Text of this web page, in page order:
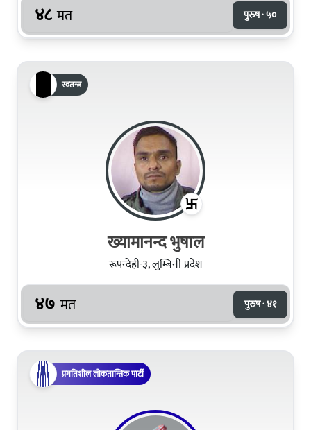
४८ मत पुरुष · ५०
स्वतन्त्र
ख्यामानन्द भुषाल
रूपन्देही-३, लुम्बिनी प्रदेश
४७ मत पुरुष · ४१
प्रगतिशील लोकतान्त्रिक पार्टी